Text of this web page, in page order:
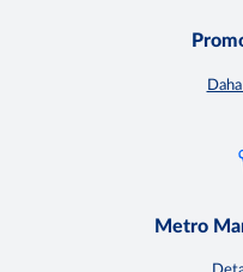
Metro